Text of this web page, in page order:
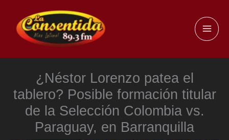
contenido
¿Néstor Lorenzo patea el
tablero? Posible formación titular
de la Selección Colombia vs.
Paraguay, en Barranquilla